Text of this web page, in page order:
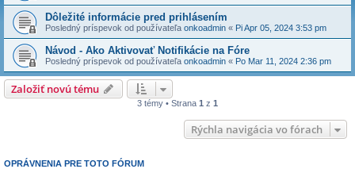
Dôležité informácie pred prihlásením
Posledný príspevok od používateľa onkoadmin « Pi Apr 05, 2024 3:53 pm
Návod - Ako Aktivovať Notifikácie na Fóre
Posledný príspevok od používateľa onkoadmin « Po Mar 11, 2024 2:36 pm
Založiť novú tému
3 témy • Strana 1 z 1
Rýchla navigácia vo fórach
OPRÁVNENIA PRE TOTO FÓRUM